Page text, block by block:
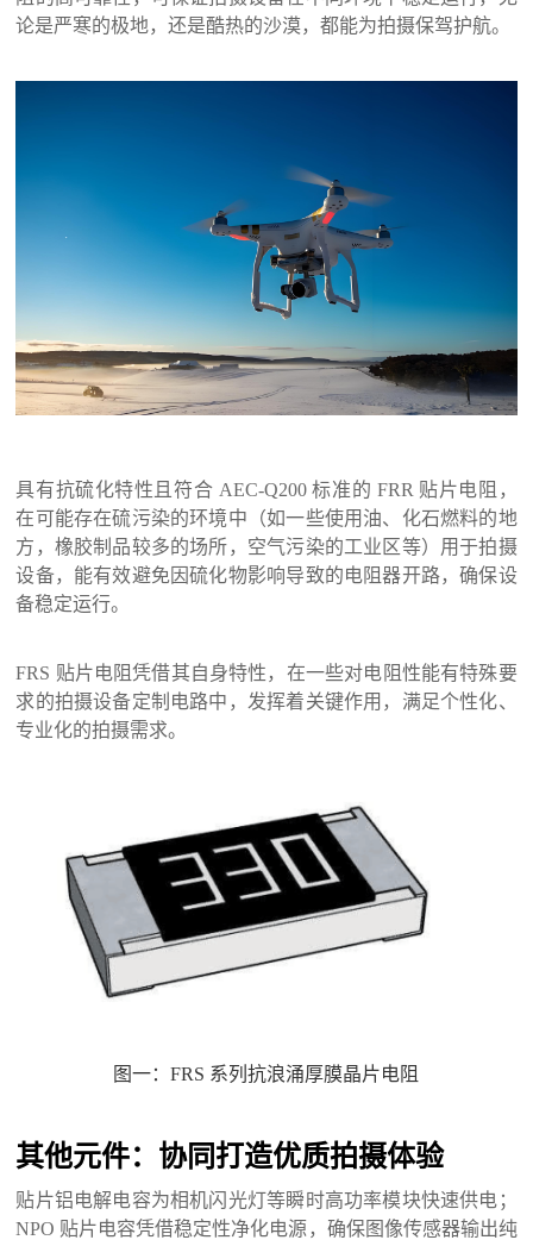
论是严寒的极地，还是酷热的沙漠，都能为拍摄保驾护航。
具有抗硫化特性且符合 AEC-Q200 标准的 FRR 贴片电阻，
在可能存在硫污染的环境中（如一些使用油、化石燃料的地
方，橡胶制品较多的场所，空气污染的工业区等）用于拍摄
设备，能有效避免因硫化物影响导致的电阻器开路，确保设
备稳定运行。
FRS 贴片电阻凭借其自身特性，在一些对电阻性能有特殊要
求的拍摄设备定制电路中，发挥着关键作用，满足个性化、
专业化的拍摄需求。
图一：FRS 系列抗浪涌厚膜晶片电阻
其他元件：协同打造优质拍摄体验
贴片铝电解电容为相机闪光灯等瞬时高功率模块快速供电；
NPO 贴片电容凭借稳定性净化电源，确保图像传感器输出纯